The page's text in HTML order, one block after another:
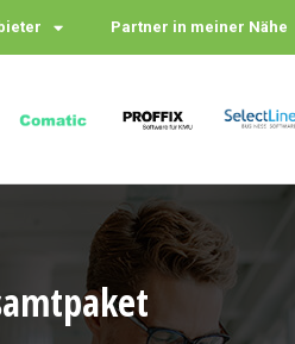
Partner in meiner Nähe